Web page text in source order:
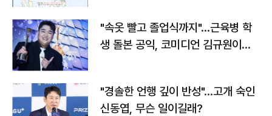
"속옷 빨고 졸업식까지"…근육병 학
생 돌본 공익, 코미디언 김규원이었
"경솔한 언행 깊이 반성"…고개 숙인
신동엽, 무슨 일이길래?